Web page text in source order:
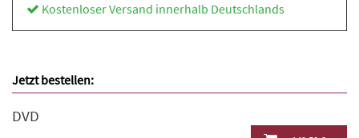
Kostenloser Versand innerhalb Deutschlands
Jetzt bestellen:
DVD